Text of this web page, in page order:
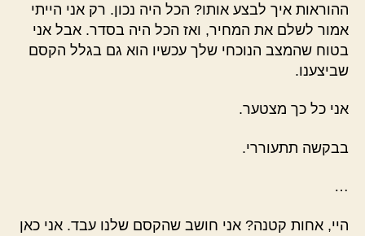
ההוראות איך לבצע אותו? הכל היה נכון. רק אני הייתי
אמור לשלם את המחיר, ואז הכל היה בסדר. אבל אני
בטוח שהמצב הנוכחי שלך עכשיו הוא גם בגלל הקסם
שביצענו.
אני כל כך מצטער.
בבקשה תתעוררי.
…
היי, אחות קטנה? אני חושב שהקסם שלנו עבד. אני כאן